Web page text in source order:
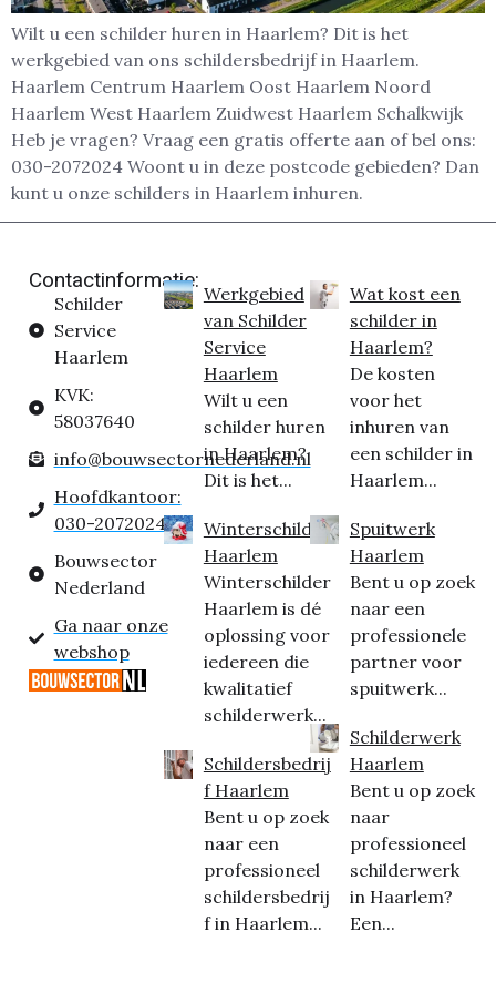
Wilt u een schilder huren in Haarlem? Dit is het
werkgebied van ons schildersbedrijf in Haarlem.
Haarlem Centrum Haarlem Oost Haarlem Noord
Haarlem West Haarlem Zuidwest Haarlem Schalkwijk
Heb je vragen? Vraag een gratis offerte aan of bel ons:
030-2072024 Woont u in deze postcode gebieden? Dan
kunt u onze schilders in Haarlem inhuren.
Contactinformatie:
Schilder
Service
Haarlem
KVK:
58037640
info@bouwsectornederland.nl
Hoofdkantoor:
030-2072024
Bouwsector
Nederland
Ga naar onze
webshop
Werkgebied
van Schilder
Service
Haarlem
Wilt u een
schilder huren
in Haarlem?
Dit is het...
Winterschilder
Haarlem
Winterschilder
Haarlem is dé
oplossing voor
iedereen die
kwalitatief
schilderwerk...
Schildersbedrij
f Haarlem
Bent u op zoek
naar een
professioneel
schildersbedrij
f in Haarlem...
Wat kost een
schilder in
Haarlem?
De kosten
voor het
inhuren van
een schilder in
Haarlem...
Spuitwerk
Haarlem
Bent u op zoek
naar een
professionele
partner voor
spuitwerk...
Schilderwerk
Haarlem
Bent u op zoek
naar
professioneel
schilderwerk
in Haarlem?
Een...